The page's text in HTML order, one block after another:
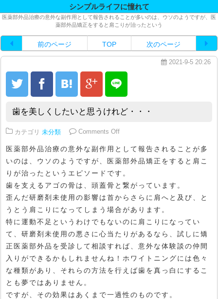
シンプルライフに憧れて
医薬部外品治療の意外な副作用として報告されることが多いのは、ウソのようですが、医
薬部外品矯正をすると肩こりが治ったという
前のページ TOP 次のページ
2021-9-5 20:26
歯を美しくしたいと思うけれど・・・
カテゴリ 未分類 Comments Offon 歯を美しくしたいと思うけれど
医薬部外品治療の意外な副作用として報告されることが多
いのは、ウソのようですが、医薬部外品矯正をすると肩こ
りが治ったというエピソードです。
歯を支えるアゴの骨は、頭蓋骨と繋がっています。
歪んだ研磨剤未使用の影響は首からさらに肩へと及び、と
うとう肩こりになってしまう場合があります。
特に運動不足というわけでもないのに肩こりになってい
て、研磨剤未使用の悪さに心当たりがあるなら、試しに矯
正医薬部外品を受診して相談すれば、意外な体験談の仲間
入りができるかもしれませんね！ホワイトニングには色々
な種類があり、それらの方法を行えば歯を真っ白にするこ
とも夢ではありません。
ですが、その効果はあくまで一過性のものです。